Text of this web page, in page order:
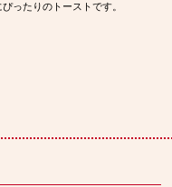
ったりのトーストです。